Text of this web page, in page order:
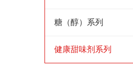
糖（醇）系列
健康甜味剂系列